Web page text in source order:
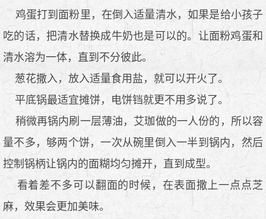
鸡蛋打到面粉里，在倒入适量清水，如果是给小孩子
吃的话，把清水替换成牛奶也是可以的。让面粉鸡蛋和
清水溶为一体，直到不分彼此。
葱花撒入，放入适量食用盐，就可以开火了。
平底锅最适宜摊饼，电饼铛就更不用多说了。
稍微再锅内刷一层薄油，艾珈做的一人份的，所以容
量不多，够两个饼，一次从碗里倒入一半到锅内，然后
控制锅柄让锅内的面糊均匀摊开，直到成型。
看着差不多可以翻面的时候，在表面撒上一点点芝
麻，效果会更加美味。